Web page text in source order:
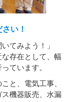
い！
てみよう！」
存在として、幅
ています。
と、電気工事、
機器販売、水漏